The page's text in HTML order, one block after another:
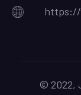
https://
© 2022,